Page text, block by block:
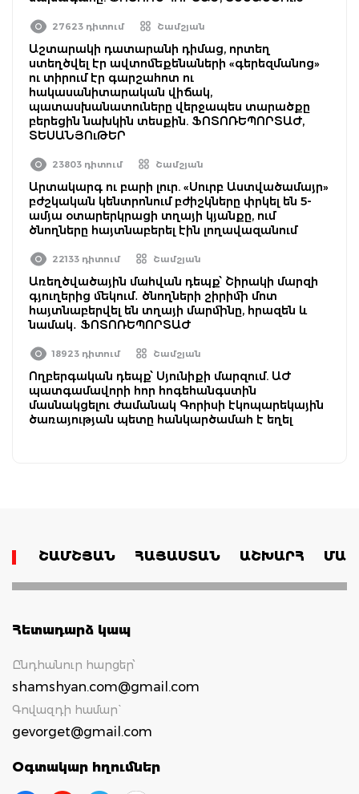
27623 դիտում Շամշյան
Աշտարակի դատարանի դիմաց, որտեղ
ստեղծվել էր ավտոմեքենաների «գերեզմանոց»
ու տիրում էր գարշահոտ ու
հակասանիտարական վիճակ,
պատասխանատուները վերջապես տարածքը
բերեցին նախկին տեսքին. ՖՈՏՈՌԵՊՈՐՏԱԺ,
ՏԵՍԱՆՅՈւԹԵՐ
23803 դիտում Շամշյան
Արտակարգ ու բարի լուր. «Սուրբ Աստվածամայր»
բժշկական կենտրոնում բժիշկները փրկել են 5-
ամյա օտարերկրացի տղայի կյանքը, ում
ծնողները հայտնաբերել էին լողավազանում
22133 դիտում Շամշյան
Առեղծվածային մահվան դեպք՝ Շիրակի մարզի
գյուղերից մեկում․ ծնողների շիրիմի մոտ
հայտնաբերվել են տղայի մարմինը, հրազեն և
նամակ․ ՖՈՏՈՌԵՊՈՐՏԱԺ
18923 դիտում Շամշյան
Ողբերգական դեպք՝ Սյունիքի մարզում. ԱԺ
պատգամավորի հոր հոգեհանգստին
մասնակցելու ժամանակ Գորիսի էկոպարեկային
ծառայության պետը հանկարծամահ է եղել
ՇԱՄՇՅԱՆ ՀԱՅԱՍՏԱՆ ԱՇԽԱՐՀ
Հետադարձ կապ
Ընդհանուր հարցեր՝
shamshyan.com@gmail.com
Գովազդի համար`
gevorget@gmail.com
Օգտակար հղումներ